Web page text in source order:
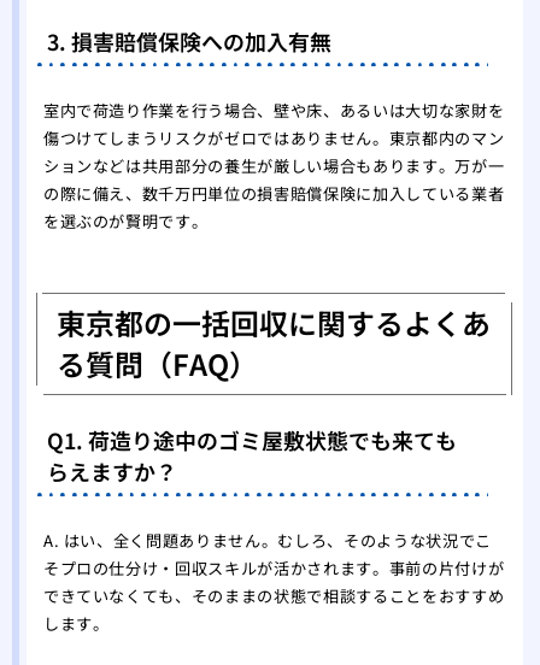
3. 損害賠償保険への加入有無
室内で荷造り作業を行う場合、壁や床、あるいは大切な家財を
傷つけてしまうリスクがゼロではありません。東京都内のマン
ションなどは共用部分の養生が厳しい場合もあります。万が一
の際に備え、数千万円単位の損害賠償保険に加入している業者
を選ぶのが賢明です。
東京都の一括回収に関するよくあ
る質問（FAQ）
Q1. 荷造り途中のゴミ屋敷状態でも来ても
らえますか？
A. はい、全く問題ありません。むしろ、そのような状況でこ
そプロの仕分け・回収スキルが活かされます。事前の片付けが
できていなくても、そのままの状態で相談することをおすすめ
します。